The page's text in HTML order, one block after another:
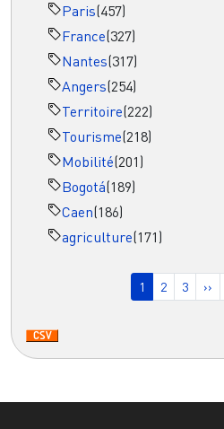
Paris(457)
France(327)
Nantes(317)
Angers(254)
Territoire(222)
Tourisme(218)
Mobilité(201)
Bogotá(189)
Caen(186)
agriculture(171)
Page courante
1 Page
2 Page
3 ››